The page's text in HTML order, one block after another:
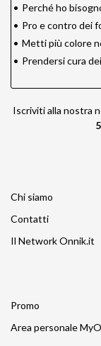
• Perché ho
• Pro e contro dei
• Metti più colore
• Prendersi cura
Iscriviti alla nostra
Chi siamo
Contatti
Il Network Onnik.it
Promo
Area personale